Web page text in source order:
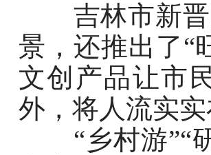
吉林市新晋
景，还推出了“
文创产品让市
外，将人流实
“乡村游”“研